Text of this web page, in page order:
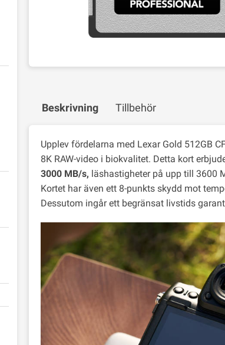
Beskrivning Tillbehör
Upplev fördelarna med Lexar Gold 512GB
8K RAW-video i biokvalitet. Detta kort
3000 MB/s, läshastigheter på upp till 3600
Kortet har även ett 8-punkts skydd mot
Dessutom ingår ett begränsat livstids